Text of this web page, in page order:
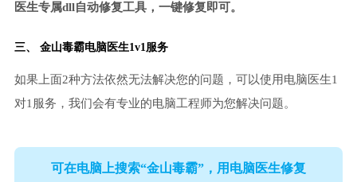
医生专属dll自动修复工具，一键修复即可。
三、 金山毒霸电脑医生1v1服务
如果上面2种方法依然无法解决您的问题，可以使用电脑医生1
对1服务，我们会有专业的电脑工程师为您解决问题。
可在电脑上搜索“金山毒霸”，用电脑医生修复